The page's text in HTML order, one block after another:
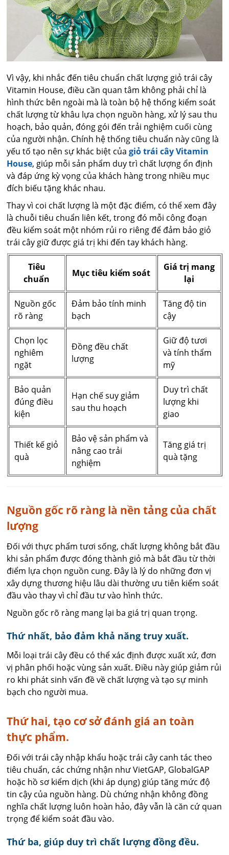
Vì vậy, khi nhắc đến tiêu chuẩn chất lượng giỏ trái cây
Vitamin House, điều cần quan tâm không phải chỉ là
hình thức bên ngoài mà là toàn bộ hệ thống kiểm soát
chất lượng từ khâu lựa chọn nguồn hàng, xử lý sau thu
hoạch, bảo quản, đóng gói đến trải nghiệm cuối cùng
của người nhận. Chính hệ thống tiêu chuẩn này cũng là
yếu tố tạo nên sự khác biệt củagiỏ trái cây Vitamin
House, giúp mỗi sản phẩm duy trì chất lượng ổn định
và đáp ứng kỳ vọng của khách hàng trong nhiều mục
đích biếu tặng khác nhau.
Thay vì coi chất lượng là một đặc điểm, có thể xem đây
là chuỗi tiêu chuẩn liên kết, trong đó mỗi công đoạn
đều kiểm soát một nhóm rủi ro riêng để đảm bảo giỏ
trái cây giữ được giá trị khi đến tay khách hàng.
Tiêu
chuẩn
Mục tiêu kiểm soát
Giá trị mang
lại
Nguồn gốc
rõ ràng
Đảm bảo tính minh
bạch
Tăng độ tin
cậy
Chọn lọc
nghiêm
ngặt
Đồng đều chất
lượng
Giữ độ tươi
và tính thẩm
mỹ
Bảo quản
đúng điều
kiện
Hạn chế suy giảm
sau thu hoạch
Duy trì chất
lượng khi
giao
Thiết kế giỏ
quà
Bảo vệ sản phẩm và
nâng cao trải
nghiệm
Tăng giá trị
quà tặng
Nguồn gốc rõ ràng là nền tảng của chất
lượng
Đối với thực phẩm tươi sống, chất lượng không bắt đầu
khi sản phẩm được đóng thành giỏ mà bắt đầu từ thời
điểm lựa chọn nguồn cung. Đây là lý do những đơn vị
xây dựng thương hiệu lâu dài thường ưu tiên kiểm soát
đầu vào thay vì chỉ đầu tư vào hình thức.
Nguồn gốc rõ ràng mang lại ba giá trị quan trọng.
Thứ nhất, bảo đảm khả năng truy xuất.
Mỗi loại trái cây đều có thể xác định được xuất xứ, đơn
vị phân phối hoặc vùng sản xuất. Điều này giúp giảm rủi
ro khi phát sinh vấn đề về chất lượng và tạo sự minh
bạch cho người mua.
Thứ hai, tạo cơ sở đánh giá an toàn
thực phẩm.
Đối với trái cây nhập khẩu hoặc trái cây canh tác theo
tiêu chuẩn, các chứng nhận như VietGAP, GlobalGAP
hoặc hồ sơ kiểm dịch (khi áp dụng) giúp tăng mức độ
tin cậy của nguồn hàng. Dù chứng nhận không đồng
nghĩa chất lượng luôn hoàn hảo, đây vẫn là căn cứ quan
trọng để kiểm soát đầu vào.
Thứ ba, giúp duy trì chất lượng đồng đều.